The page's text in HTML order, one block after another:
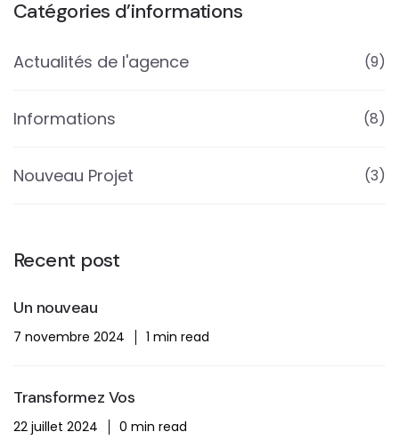
Catégories d’informations
Actualités de l'agence (9)
Informations (8)
Nouveau Projet (3)
Recent post
Un nouveau
7 novembre 2024 1 min read
Transformez Vos
22 juillet 2024 0 min read